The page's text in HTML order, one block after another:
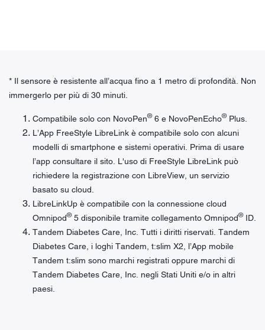
* Il sensore è resistente all’acqua fino a 1 metro di profondità. Non
immergerlo per più di 30 minuti.
Compatibile solo con NovoPen®6 e NovoPenEcho®Plus.
L’App FreeStyle LibreLink è compatibile solo con alcuni
modelli di smartphone e sistemi operativi. Prima di usare
l’app consultare il sito. L'uso di FreeStyle LibreLink può
richiedere la registrazione con LibreView, un servizio
basato su cloud.
LibreLinkUp è compatibile con la connessione cloud
Omnipod®5 disponibile tramite collegamento Omnipod®ID.
Tandem Diabetes Care, Inc. Tutti i diritti riservati. Tandem
Diabetes Care, i loghi Tandem, t:slim X2, l’App mobile
Tandem t:slim sono marchi registrati oppure marchi di
Tandem Diabetes Care, Inc. negli Stati Uniti e/o in altri
paesi.